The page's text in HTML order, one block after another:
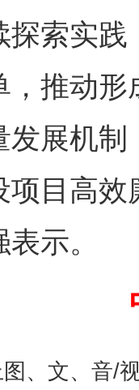
探索实
，推动
发展机
目高效
示。
图、文、音/